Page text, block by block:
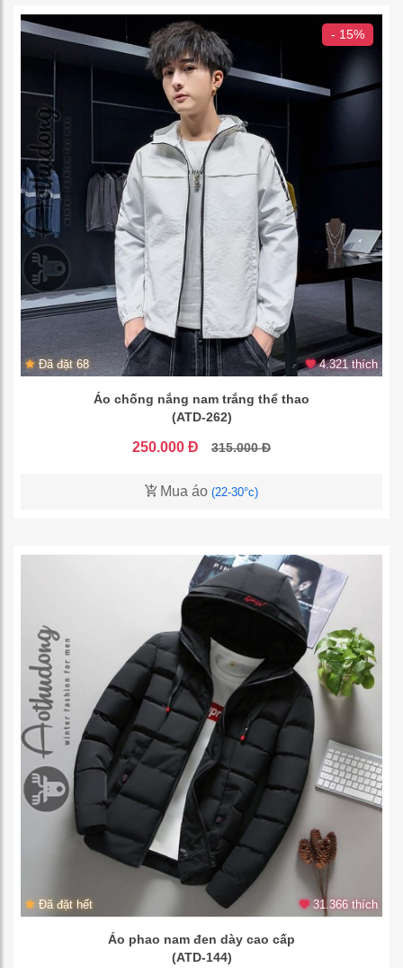
- 15%
Đã đặt 68 4.321 thích
Áo chống nắng nam trắng thể thao
(ATD-262)
250.000 Đ 315.000 Đ
Mua áo (22-30°c)
Đã đặt hết 31.366 thích
Áo phao nam đen dày cao cấp
(ATD-144)